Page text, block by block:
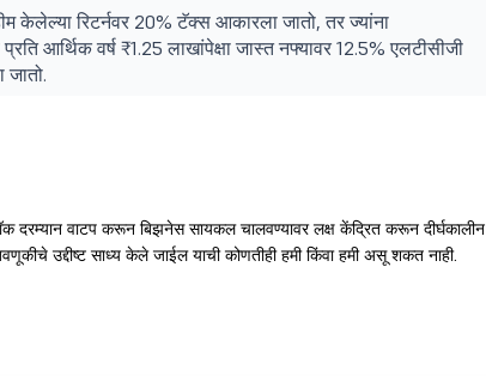
केलेल्या रिटर्नवर 20% टॅक्स आकारला जातो, तर ज्यांना
प्रति आर्थिक वर्ष ₹1.25 लाखांपेक्षा जास्त नफ्यावर 12.5% एलटीसीजी
दरम्यान वाटप करून बिझनेस सायकल चालवण्यावर लक्ष केंद्रित करून दीर्घकालीन
उद्दीष्ट साध्य केले जाईल याची कोणतीही हमी किंवा हमी असू शकत नाही.